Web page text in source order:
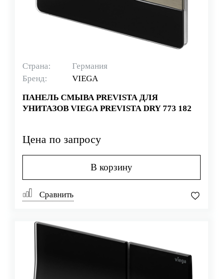
Страна:
Германия
Бренд:
VIEGA
ПАНЕЛЬ СМЫВА PREVISTA ДЛЯ
УНИТАЗОВ VIEGA PREVISTA DRY 773 182
Цена по запросу
В корзину
Сравнить